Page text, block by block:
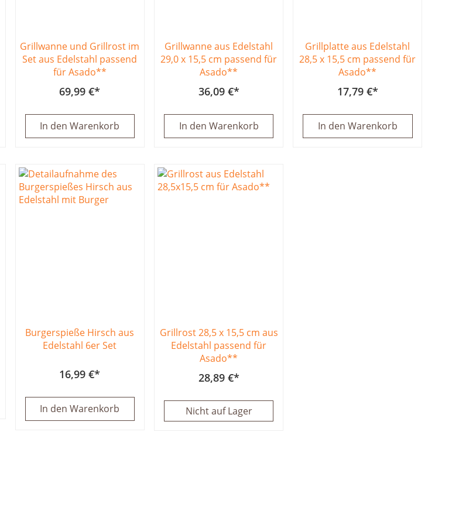
Grillwanne und Grillrost im
Set aus Edelstahl passend
für Asado**
69,99 €
In den Warenkorb
Grillwanne aus Edelstahl
29,0 x 15,5 cm passend für
Asado**
36,09 €
In den Warenkorb
Grillplatte aus Edelstahl
28,5 x 15,5 cm passend für
Asado**
17,79 €
In den Warenkorb
Burgerspieße Hirsch aus
Edelstahl 6er Set
16,99 €
In den Warenkorb
Grillrost 28,5 x 15,5 cm aus
Edelstahl passend für
Asado**
28,89 €
Nicht auf Lager